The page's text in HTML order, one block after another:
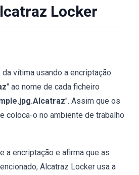
Locker
vítima usando a encriptação
" ao nome de cada ficheiro
". Assim que os
coloca-o no ambiente de trabalho
a encriptação e afirma que as
Alcatraz Locker usa a